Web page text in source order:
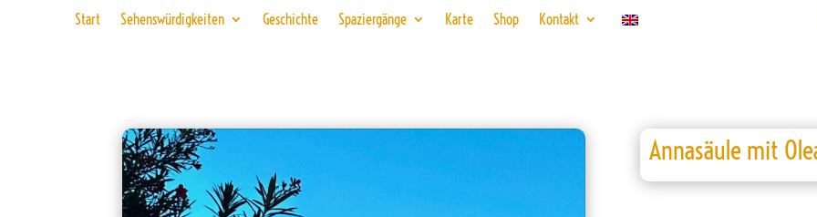
Start Sehenswürdigkeiten Geschichte Spaziergänge Karte Shop Kontakt
Annasäule mit